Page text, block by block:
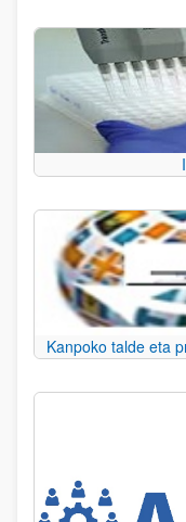
Kanpoko talde eta